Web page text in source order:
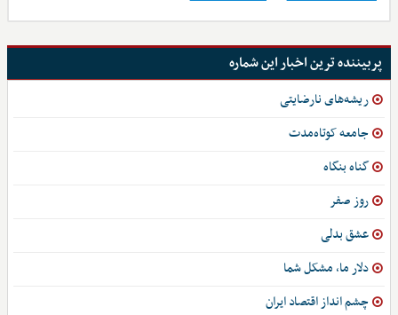
پربیننده ترین اخبار این شماره
ریشه‌های نارضایتی
جامعه کوتاه‌مدت
گناه بنگاه
روز صفر
عشق بدلی
دلار ما، مشکل شما
چشم انداز اقتصاد ایران